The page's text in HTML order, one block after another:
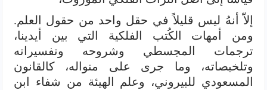
إلاّ أنهُ ليس قليلاً في حقل واحد من حقول العلم.
ومن أمهات الكُتب الفلكية التي بين أيدينا،
ترجمات المجسطي وشروحه وتفسيراته
وتلخيصاته، وما جرى على منواله، كالقانون
المسعودي للبيروني، وعلم الهيئة من شفاء ابن